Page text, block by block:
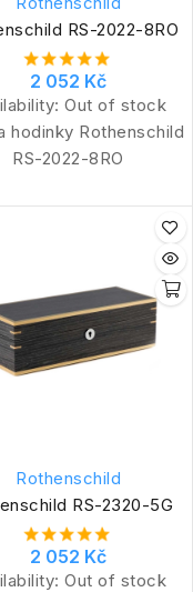
RS-2022-8RO
2 052 Kč
Out of stock
hodinky Rothenschild
RS-2022-8RO
Rothenschild
RS-2320-5G
2 052 Kč
Out of stock